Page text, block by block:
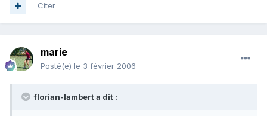
Citer
marie
Posté(e) le 3 février 2006
florian-lambert a dit :